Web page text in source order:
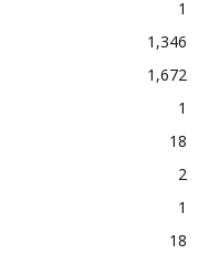
1
1,346
1,672
1
18
2
1
18